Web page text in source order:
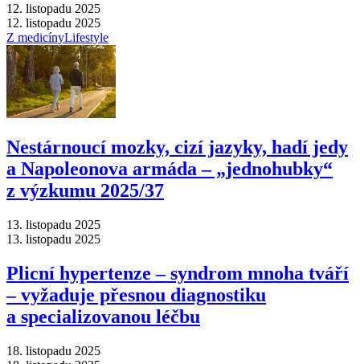
12. listopadu 2025
12. listopadu 2025
Z medicínyLifestyle
Nestárnoucí mozky, cizí jazyky, hadí jedy
a Napoleonova armáda –⁠ „jednohubky“
z výzkumu 2025/37
13. listopadu 2025
13. listopadu 2025
Plicní hypertenze –⁠ syndrom mnoha tváří
–⁠ vyžaduje přesnou diagnostiku
a specializovanou léčbu
18. listopadu 2025